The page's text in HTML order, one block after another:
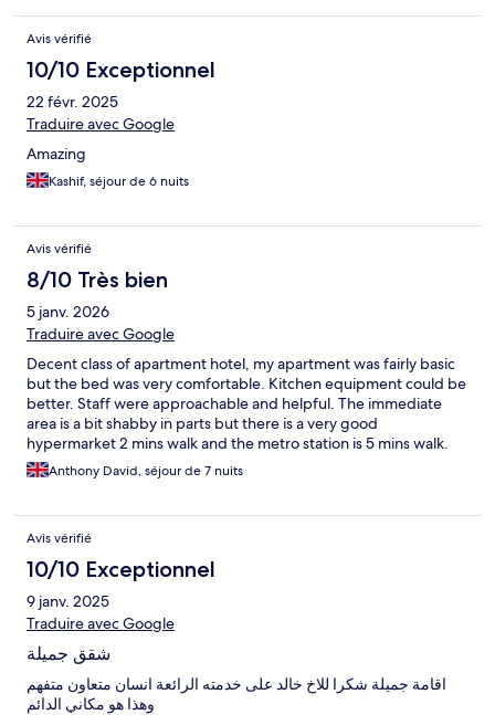
Avis vérifié
10/10 Exceptionnel
22 févr. 2025
Traduire avec Google
Amazing
Kashif, séjour de 6 nuits
Avis vérifié
8/10 Très bien
5 janv. 2026
Traduire avec Google
Decent class of apartment hotel, my apartment was fairly basic
but the bed was very comfortable. Kitchen equipment could be
better. Staff were approachable and helpful. The immediate
area is a bit shabby in parts but there is a very good
hypermarket 2 mins walk and the metro station is 5 mins walk.
Anthony David, séjour de 7 nuits
Avis vérifié
10/10 Exceptionnel
9 janv. 2025
Traduire avec Google
شقق جميلة
اقامة جميلة شكرا للاخ خالد على خدمته الرائعة انسان متعاون متفهم
وهذا هو مكاني الدائم